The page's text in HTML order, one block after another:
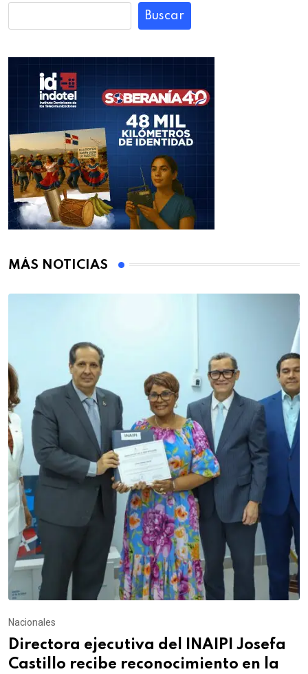
Buscar
MÁS NOTICIAS
Nacionales
Directora ejecutiva del INAIPI Josefa
Castillo recibe reconocimiento en la